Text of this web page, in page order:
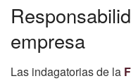
empresa
Las indagatorias de la